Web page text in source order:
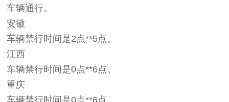
车辆通行。
安徽
车辆禁行时间是2点**5点。
江西
车辆禁行时间是0点**6点。
重庆
车辆禁行时间是0点**6点。